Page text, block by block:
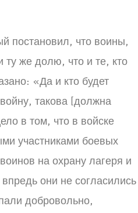
постановил, что воины,
же долю, что и те, кто
«Да и кто будет
такова [должна
в том, что в войске
участниками боевых
на охрану лагеря и
они не согласились
добровольно,